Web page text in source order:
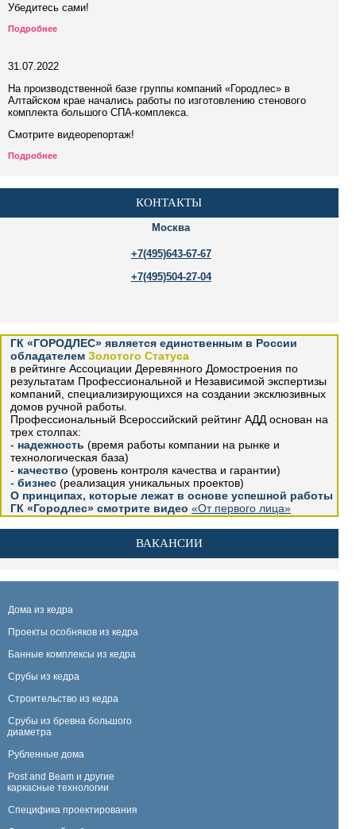
Убедитесь сами!
Подробнее
31.07.2022
На производственной базе группы компаний «Городлес» в
Алтайском крае начались работы по изготовлению стенового
комплекта большого СПА-комплекса.
Смотрите видеорепортаж!
Подробнее
КОНТАКТЫ
Москва
+7(495)643-67-67
+7(495)504-27-04
ГК «ГОРОДЛЕС» является единственным в России
обладателем Золотого Статуса
в рейтинге Ассоциации Деревянного Домостроения по
результатам Профессиональной и Независимой экспертизы
компаний, специализирующихся на создании эксклюзивных
домов ручной работы.
Профессиональный Всероссийский рейтинг АДД основан на
трех столпах:
- надежность (время работы компании на рынке и
технологическая база)
- качество (уровень контроля качества и гарантии)
- бизнес (реализация уникальных проектов)
О принципах, которые лежат в основе успешной работы
ГК «Городлес» смотрите видео «От первого лица»
ВАКАНСИИ
Дома из кедра
Проекты особняков из кедра
Банные комплексы из кедра
Срубы из кедра
Строительство из кедра
Срубы из бревна большого
диаметра
Рубленные дома
Post and Beam и другие
каркасные технологии
Специфика проектирования